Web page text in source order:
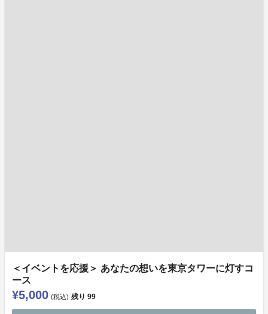
＜イベントを応援＞ あなたの想いを東京タワーに灯すコ
ース
¥5,000 (税込) 残り 99